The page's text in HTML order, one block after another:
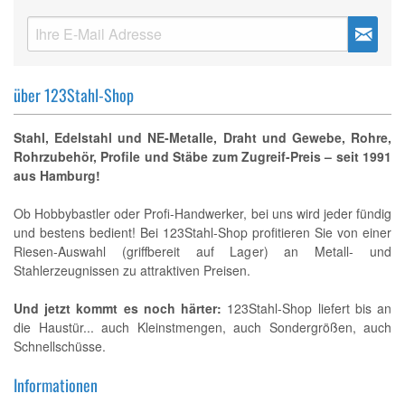
über 123Stahl-Shop
Stahl, Edelstahl und NE-Metalle, Draht und Gewebe, Rohre,
Rohrzubehör, Profile und Stäbe zum Zugreif-Preis – seit 1991
aus Hamburg!
Ob Hobbybastler oder Profi-Handwerker, bei uns wird jeder fündig
und bestens bedient! Bei 123Stahl-Shop profitieren Sie von einer
Riesen-Auswahl (griffbereit auf Lager) an Metall- und
Stahlerzeugnissen zu attraktiven Preisen.
Und jetzt kommt es noch härter: 123Stahl-Shop liefert bis an
die Haustür... auch Kleinstmengen, auch Sondergrößen, auch
Schnellschüsse.
Informationen